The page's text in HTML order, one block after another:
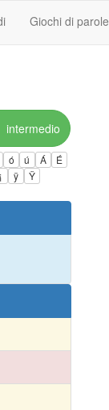
Giochi di parole
intermedio
ó ú Á
É
¡ ÿ Ÿ